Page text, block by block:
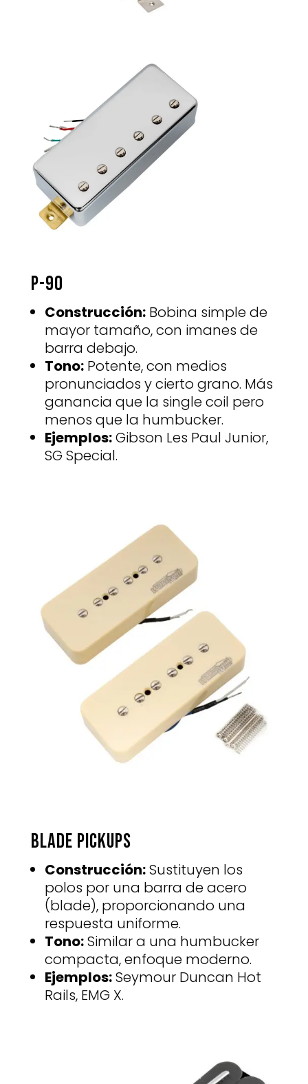
P-90
Construcción:Bobina simple de
mayor tamaño, con imanes de
barra debajo.
Tono:Potente, con medios
pronunciados y cierto grano. Más
ganancia que la single coil pero
menos que la humbucker.
Ejemplos:Gibson Les Paul Junior,
SG Special.
Blade Pickups
Construcción:Sustituyen los
polos por una barra de acero
(blade), proporcionando una
respuesta uniforme.
Tono:Similar a una humbucker
compacta, enfoque moderno.
Ejemplos:Seymour Duncan Hot
Rails, EMG X.